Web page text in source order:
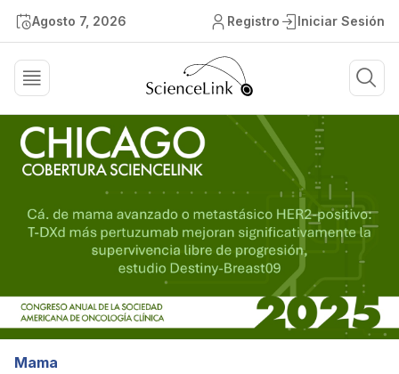
Agosto 7, 2026 Registro Iniciar Sesión
Mama